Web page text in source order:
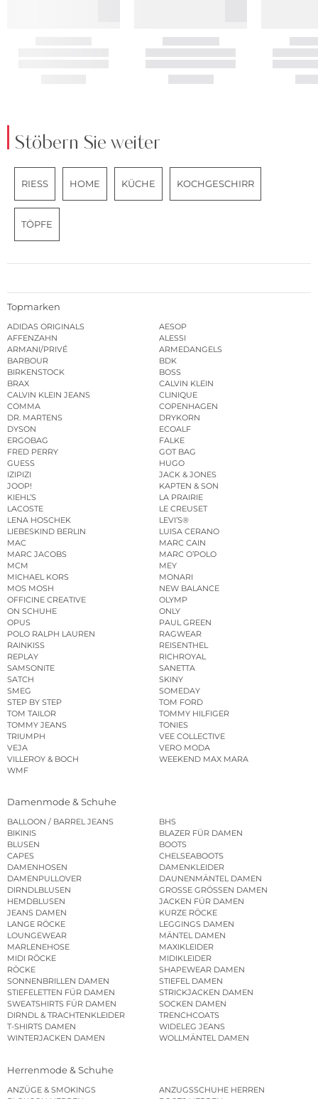
Stöbern Sie weiter
RIESS HOME KÜCHE KOCHGESCHIRR
TÖPFE
Topmarken
ADIDAS ORIGINALS
AESOP
AFFENZAHN
ALESSI
ARMANI/PRIVÉ
ARMEDANGELS
BARBOUR
BDK
BIRKENSTOCK
BOSS
BRAX
CALVIN KLEIN
CALVIN KLEIN JEANS
CLINIQUE
COMMA
COPENHAGEN
DR. MARTENS
DRYKORN
DYSON
ECOALF
ERGOBAG
FALKE
FRED PERRY
GOT BAG
GUESS
HUGO
IZIPIZI
JACK & JONES
JOOP!
KAPTEN & SON
KIEHL’S
LA PRAIRIE
LACOSTE
LE CREUSET
LENA HOSCHEK
LEVI’S®
LIEBESKIND BERLIN
LUISA CERANO
MAC
MARC CAIN
MARC JACOBS
MARC O’POLO
MCM
MEY
MICHAEL KORS
MONARI
MOS MOSH
NEW BALANCE
OFFICINE CREATIVE
OLYMP
ON SCHUHE
ONLY
OPUS
PAUL GREEN
POLO RALPH LAUREN
RAGWEAR
RAINKISS
REISENTHEL
REPLAY
RICHROYAL
SAMSONITE
SANETTA
SATCH
SKINY
SMEG
SOMEDAY
STEP BY STEP
TOM FORD
TOM TAILOR
TOMMY HILFIGER
TOMMY JEANS
TONIES
TRIUMPH
VEE COLLECTIVE
VEJA
VERO MODA
VILLEROY & BOCH
WEEKEND MAX MARA
WMF
Damenmode & Schuhe
BALLOON / BARREL JEANS
BHS
BIKINIS
BLAZER FÜR DAMEN
BLUSEN
BOOTS
CAPES
CHELSEABOOTS
DAMENHOSEN
DAMENKLEIDER
DAMENPULLOVER
DAUNENMÄNTEL DAMEN
DIRNDLBLUSEN
GROSSE GRÖSSEN DAMEN
HEMDBLUSEN
JACKEN FÜR DAMEN
JEANS DAMEN
KURZE RÖCKE
LANGE RÖCKE
LEGGINGS DAMEN
LOUNGEWEAR
MÄNTEL DAMEN
MARLENEHOSE
MAXIKLEIDER
MIDI RÖCKE
MIDIKLEIDER
RÖCKE
SHAPEWEAR DAMEN
SONNENBRILLEN DAMEN
STIEFEL DAMEN
STIEFELETTEN FÜR DAMEN
STRICKJACKEN DAMEN
SWEATSHIRTS FÜR DAMEN
SOCKEN DAMEN
DIRNDL & TRACHTENKLEIDER
TRENCHCOATS
T-SHIRTS DAMEN
WIDELEG JEANS
WINTERJACKEN DAMEN
WOLLMÄNTEL DAMEN
Herrenmode & Schuhe
ANZÜGE & SMOKINGS
ANZUGSSCHUHE HERREN